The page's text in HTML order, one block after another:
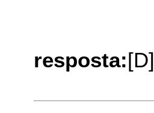
resposta:[D]